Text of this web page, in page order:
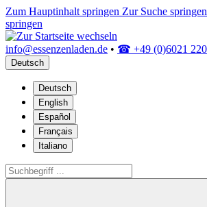
Zum Hauptinhalt springen Zur Suche springen
springen
info@essenzenladen.de • ☎ +49 (0)6021
Deutsch
Deutsch
English
Español
Français
Italiano